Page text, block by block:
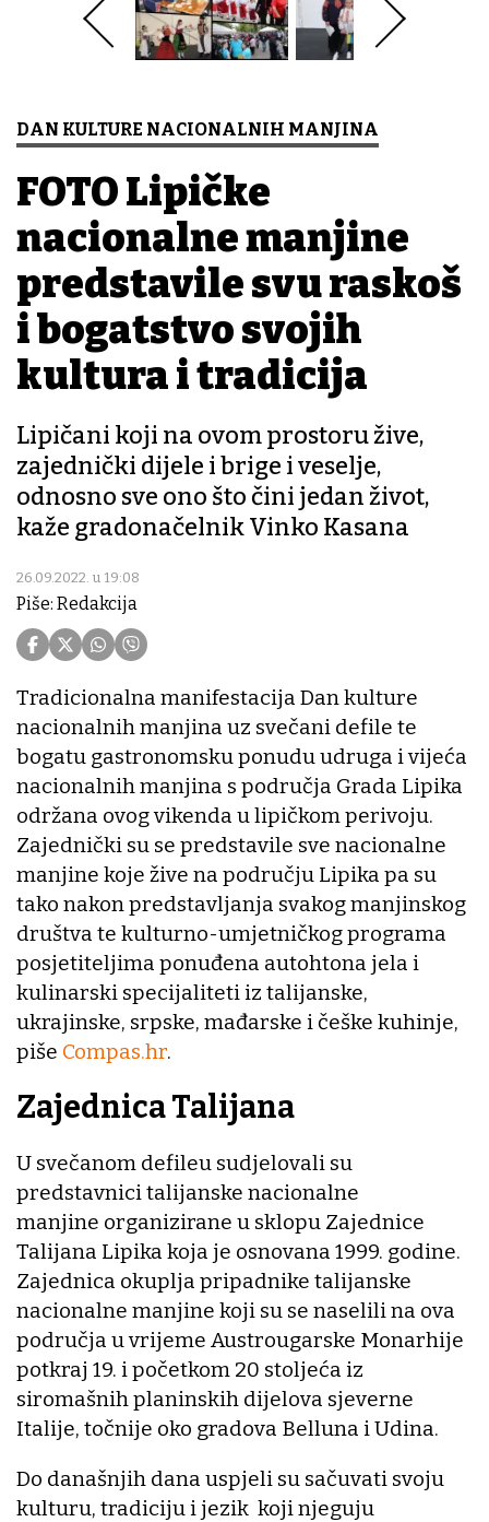
DAN KULTURE NACIONALNIH MANJINA
FOTO Lipičke
nacionalne manjine
predstavile svu raskoš
i bogatstvo svojih
kultura i tradicija
Lipičani koji na ovom prostoru žive,
zajednički dijele i brige i veselje,
odnosno sve ono što čini jedan život,
kaže gradonačelnik Vinko Kasana
26.09.2022. u 19:08
Piše: Redakcija
Tradicionalna manifestacija Dan kulture
nacionalnih manjina uz svečani defile te
bogatu gastronomsku ponudu udruga i vijeća
nacionalnih manjina s područja Grada Lipika
održana ovog vikenda u lipičkom perivoju.
Zajednički su se predstavile sve nacionalne
manjine koje žive na području Lipika pa su
tako nakon predstavljanja svakog manjinskog
društva te kulturno-umjetničkog programa
posjetiteljima ponuđena autohtona jela i
kulinarski specijaliteti iz talijanske,
ukrajinske, srpske, mađarske i češke kuhinje,
piše Compas.hr.
Zajednica Talijana
U svečanom defileu sudjelovali su
predstavnici talijanske nacionalne
manjine organizirane u sklopu Zajednice
Talijana Lipika koja je osnovana 1999. godine.
Zajednica okuplja pripadnike talijanske
nacionalne manjine koji su se naselili na ova
područja u vrijeme Austrougarske Monarhije
potkraj 19. i početkom 20 stoljeća iz
siromašnih planinskih dijelova sjeverne
Italije, točnije oko gradova Belluna i Udina.
Do današnjih dana uspjeli su sačuvati svoju
kulturu, tradiciju i jezik koji njeguju